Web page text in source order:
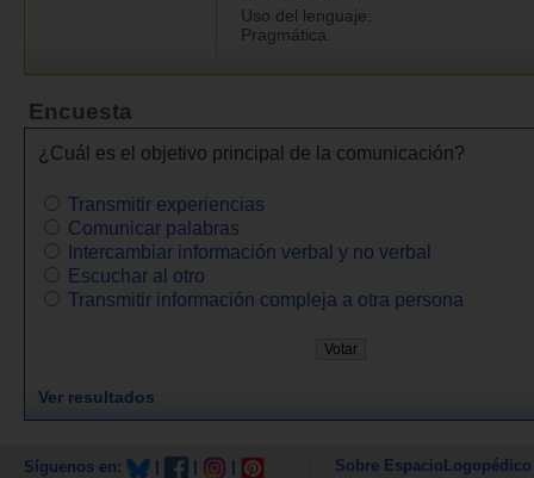
Uso del lenguaje:
Pragmática.
Encuesta
¿Cuál es el objetivo principal de la comunicación?
Transmitir experiencias
Comunicar palabras
Intercambiar información verbal y no verbal
Escuchar al otro
Transmitir información compleja a otra persona
Ver resultados
Síguenos en: Sobre EspacioLogopédico